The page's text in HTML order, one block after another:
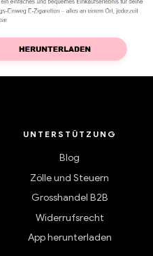
UNTERSTÜTZUNG
Blog
Zölle und Steuern
Grosshandel B2B
Widerrufsrecht
App herunterladen